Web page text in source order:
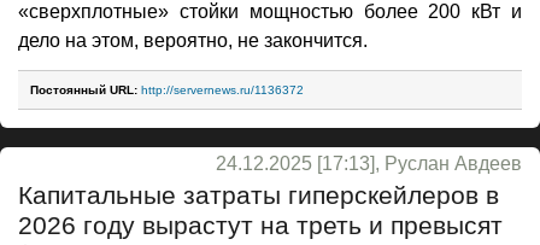
«сверхплотные» стойки мощностью более 200 кВт и
дело на этом, вероятно, не закончится.
Постоянный URL: http://servernews.ru/1136372
24.12.2025 [17:13], Руслан Авдеев
Капитальные затраты гиперскейлеров в
2026 году вырастут на треть и превысят